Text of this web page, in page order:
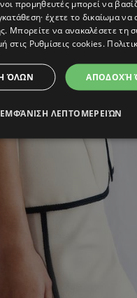
προμηθευτές μπορεί να
έχετε το δικαίωμα να
. Μπορείτε να ανακαλέσετε τη
στις Ρυθμίσεις cookies.
ΑΠΟΔΟΧΉ
ΌΛΩΝ
ΕΜΦΆΝΙΣΗ ΛΕΠΤΟΜΕΡΕΙΏΝ